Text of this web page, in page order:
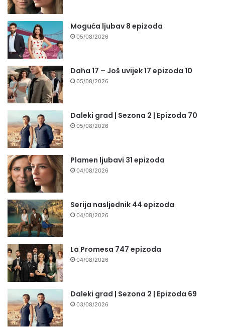
Moguća ljubav 8 epizoda
05/08/2026
Daha 17 – Još uvijek 17 epizoda 10
05/08/2026
Daleki grad | Sezona 2 | Epizoda 70
05/08/2026
Plamen ljubavi 31 epizoda
04/08/2026
Serija nasljednik 44 epizoda
04/08/2026
La Promesa 747 epizoda
04/08/2026
Daleki grad | Sezona 2 | Epizoda 69
03/08/2026